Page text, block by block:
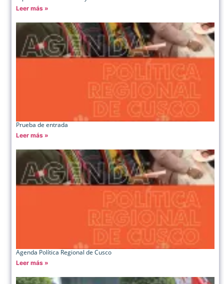
Leer más »
Prueba de entrada
Leer más »
Agenda Política Regional de Cusco
Leer más »